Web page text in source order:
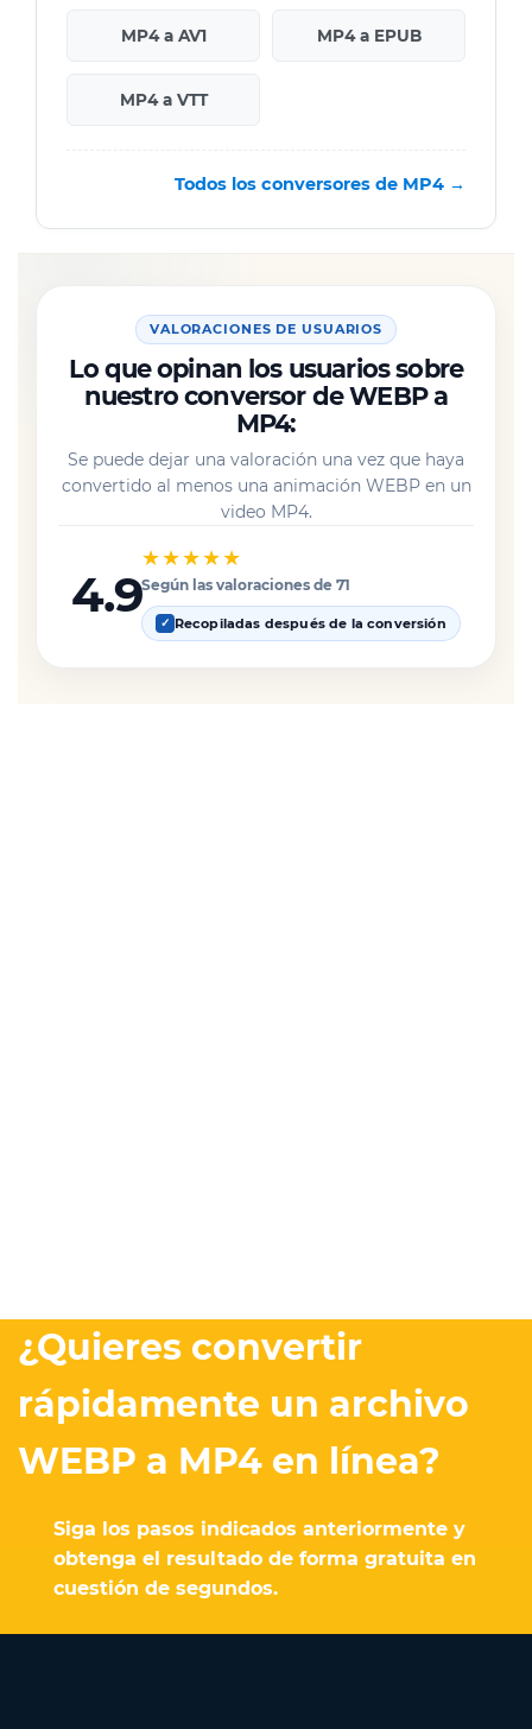
MP4 a AV1 MP4 a EPUB
MP4 a VTT
Todos los conversores de MP4 →
VALORACIONES DE USUARIOS
Lo que opinan los usuarios sobre
nuestro conversor de WEBP a
MP4:
Se puede dejar una valoración una vez que haya
convertido al menos una animación WEBP en un
video MP4.
4.9
★★★★★
Según las valoraciones de 71
✓ Recopiladas después de la conversión
¿Quieres convertir
rápidamente un archivo
WEBP a MP4 en línea?
Siga los pasos indicados anteriormente y
obtenga el resultado de forma gratuita en
cuestión de segundos.